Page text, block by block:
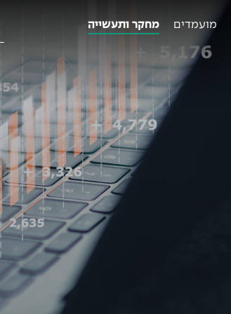
מועמדים
מחקר ותעשייה